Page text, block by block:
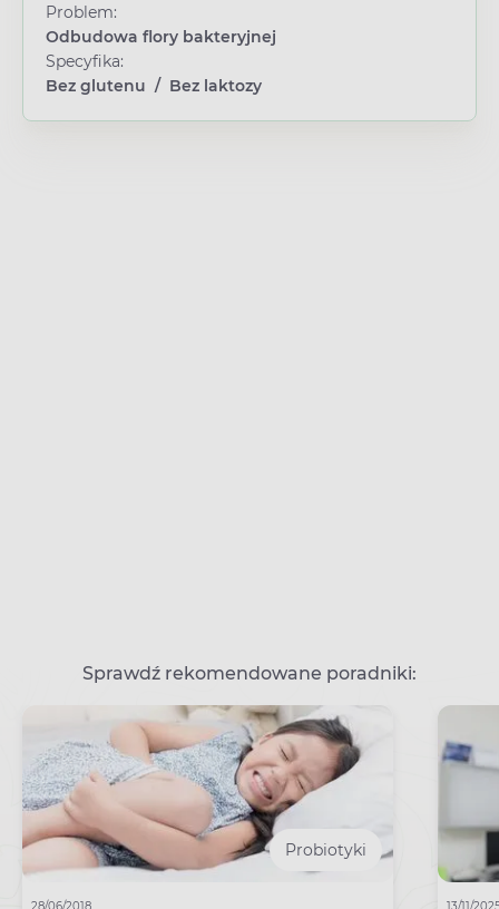
Problem:
Odbudowa flory bakteryjnej
Specyfika:
Bez glutenu / Bez laktozy
Sprawdź rekomendowane poradniki:
Probiotyki
28/06/2018 13/11/